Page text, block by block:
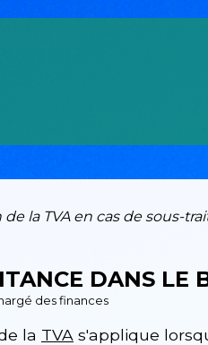
la TVA en cas de sous-
DANS LE
des finances
la TVA s'applique